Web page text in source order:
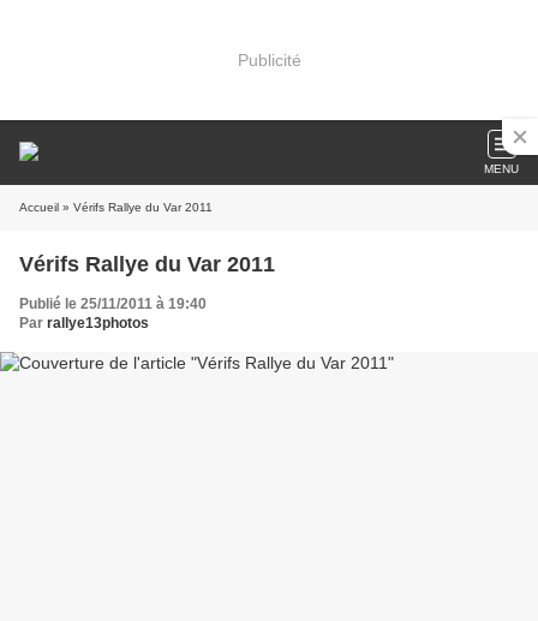
Publicité
MENU
Accueil » Vérifs Rallye du Var 2011
Vérifs Rallye du Var 2011
Publié le 25/11/2011 à 19:40
Par rallye13photos